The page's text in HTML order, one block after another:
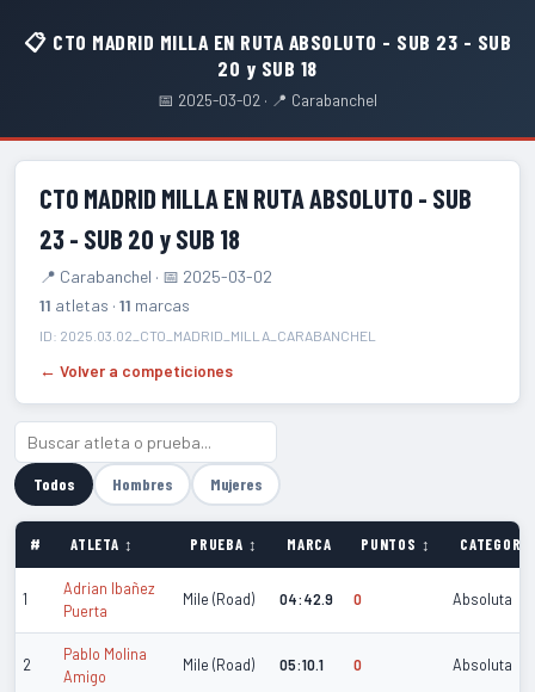
📋 CTO MADRID MILLA EN RUTA ABSOLUTO - SUB 23 - SUB
20 y SUB 18
📅 2025-03-02 · 📍 Carabanchel
CTO MADRID MILLA EN RUTA ABSOLUTO - SUB
23 - SUB 20 y SUB 18
📍 Carabanchel · 📅 2025-03-02
11 atletas · 11 marcas
ID: 2025.03.02_CTO_MADRID_MILLA_CARABANCHEL
← Volver a competiciones
Todos Hombres Mujeres
# ATLETA ↕ PRUEBA ↕ MARCA PUNTOS ↕
1
Adrian Ibañez
Puerta
Mile (Road) 04:42.9 0 Absoluta
2
Pablo Molina
Amigo
Mile (Road) 05:10.1 0 Absoluta